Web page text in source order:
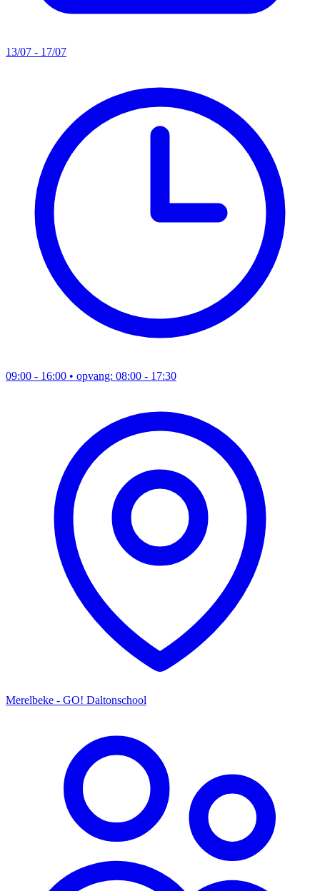
13/07 - 17/07
09:00 - 16:00 • opvang: 08:00 - 17:30
Merelbeke - GO! Daltonschool